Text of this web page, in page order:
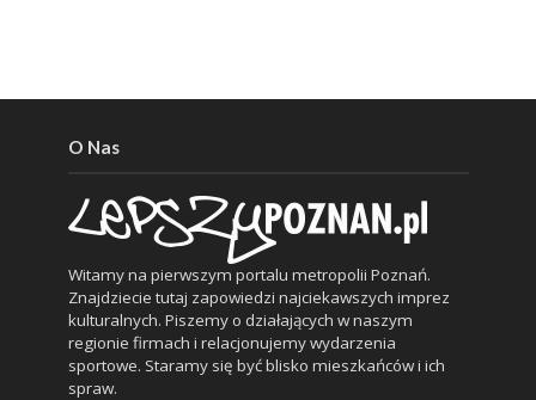
O Nas
Witamy na pierwszym portalu metropolii Poznań.
Znajdziecie tutaj zapowiedzi najciekawszych imprez
kulturalnych. Piszemy o działających w naszym
regionie firmach i relacjonujemy wydarzenia
sportowe. Staramy się być blisko mieszkańców i ich
spraw.